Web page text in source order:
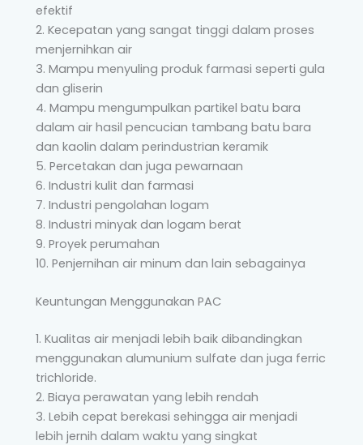
efektif
2. Kecepatan yang sangat tinggi dalam proses
menjernihkan air
3. Mampu menyuling produk farmasi seperti gula
dan gliserin
4. Mampu mengumpulkan partikel batu bara
dalam air hasil pencucian tambang batu bara
dan kaolin dalam perindustrian keramik
5. Percetakan dan juga pewarnaan
6. Industri kulit dan farmasi
7. Industri pengolahan logam
8. Industri minyak dan logam berat
9. Proyek perumahan
10. Penjernihan air minum dan lain sebagainya
Keuntungan Menggunakan PAC
1. Kualitas air menjadi lebih baik dibandingkan
menggunakan alumunium sulfate dan juga ferric
trichloride.
2. Biaya perawatan yang lebih rendah
3. Lebih cepat berekasi sehingga air menjadi
lebih jernih dalam waktu yang singkat